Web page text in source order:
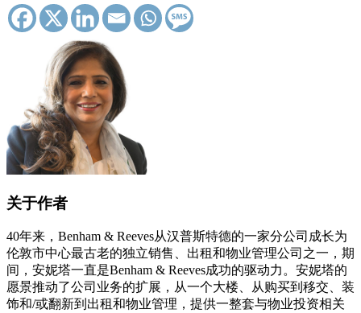
关于作者
40年来，Benham & Reeves从汉普斯特德的一家分公司成长为
伦敦市中心最古老的独立销售、出租和物业管理公司之一，期
间，安妮塔一直是Benham & Reeves成功的驱动力。安妮塔的
愿景推动了公司业务的扩展，从一个大楼、从购买到移交、装
饰和/或翻新到出租和物业管理，提供一整套与物业投资相关